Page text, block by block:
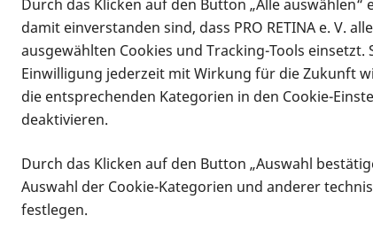
Infomaterial
Infomaterial
Durch das Klicken auf den Button „Alle auswählen“
damit einverstanden sind, dass PRO RETINA e. V.
ausgewählten Cookies und Tracking-Tools einsetzt.
Einwilligung jederzeit mit Wirkung für die Zukunft
die entsprechenden Kategorien in den Cookie-
deaktivieren.
Durch das Klicken auf den Button „Auswahl
Auswahl der Cookie-Kategorien und anderer
festlegen.